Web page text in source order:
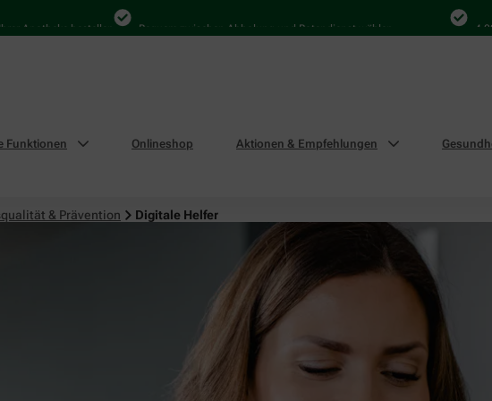
bestellen Bequem zwischen Abholung und Botendienst wählen 4.000
Funktionen Onlineshop Aktionen & Empfehlungen
& Prävention Digitale Helfer